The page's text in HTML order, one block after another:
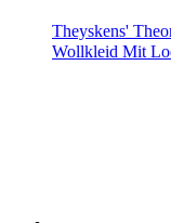
Theyskens'
Wollkleid Mit